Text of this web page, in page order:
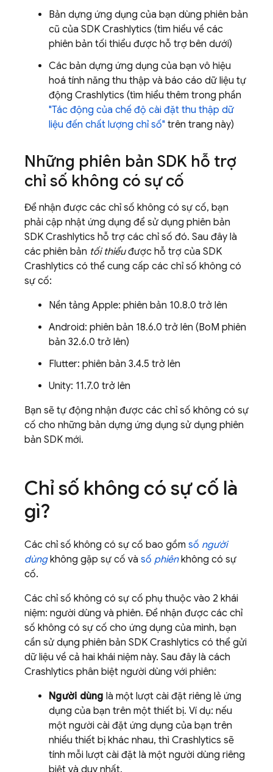
Bản dựng ứng dụng của bạn dùng phiên bản
cũ của SDK Crashlytics (tìm hiểu về các
phiên bản tối thiểu được hỗ trợ bên dưới)
Các bản dựng ứng dụng của bạn vô hiệu
hoá tính năng thu thập và báo cáo dữ liệu tự
động Crashlytics (tìm hiểu thêm trong phần
"Tác động của chế độ cài đặt thu thập dữ
liệu đến chất lượng chỉ số" trên trang này)
Những phiên bản SDK hỗ trợ
chỉ số không có sự cố
Để nhận được các chỉ số không có sự cố, bạn
phải cập nhật ứng dụng để sử dụng phiên bản
SDK Crashlytics hỗ trợ các chỉ số đó. Sau đây là
các phiên bản tối thiểuđược hỗ trợ của SDK
Crashlytics có thể cung cấp các chỉ số không có
sự cố:
Nền tảng Apple: phiên bản 10.8.0 trở lên
Android: phiên bản 18.6.0 trở lên (BoM phiên
bản 32.6.0 trở lên)
Flutter: phiên bản 3.4.5 trở lên
Unity: 11.7.0 trở lên
Bạn sẽ tự động nhận được các chỉ số không có sự
cố cho những bản dựng ứng dụng sử dụng phiên
bản SDK mới.
Chỉ số không có sự cố là
gì?
Các chỉ số không có sự cố bao gồm số người
dùngkhông gặp sự cố và số phiênkhông có sự
cố.
Các chỉ số không có sự cố phụ thuộc vào 2 khái
niệm: người dùng và phiên. Để nhận được các chỉ
số không có sự cố cho ứng dụng của mình, bạn
cần sử dụng phiên bản SDK Crashlytics có thể gửi
dữ liệu về cả hai khái niệm này. Sau đây là cách
Crashlytics phân biệt người dùng với phiên:
Người dùng là một lượt cài đặt riêng lẻ ứng
dụng của bạn trên một thiết bị. Ví dụ: nếu
một người cài đặt ứng dụng của bạn trên
nhiều thiết bị khác nhau, thì Crashlytics sẽ
tính mỗi lượt cài đặt là một người dùng riêng
biệt và duy nhất.